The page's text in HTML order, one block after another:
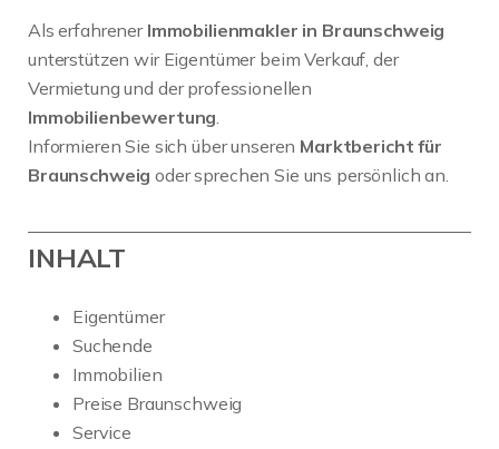
Als erfahrener Immobilienmakler in Braunschweig
unterstützen wir Eigentümer beim Verkauf, der
Vermietung und der professionellen
Immobilienbewertung.
Informieren Sie sich über unseren Marktbericht für
Braunschweig oder sprechen Sie uns persönlich an.
INHALT
Eigentümer
Suchende
Immobilien
Preise Braunschweig
Service